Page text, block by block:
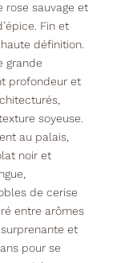
rose sauvage et
Fin et
définition.
grande
profondeur et
soyeuse.
au palais,
noir et
de cerise
entre arômes
et
pour se